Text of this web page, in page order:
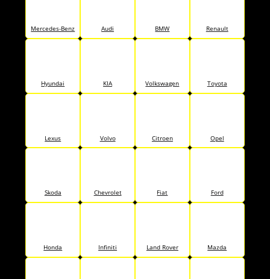
Mercedes-Benz Audi BMW Renault
Hyundai KIA Volkswagen Toyota
Lexus Volvo Citroen Opel
Skoda Chevrolet Fiat Ford
Honda Infiniti Land Rover Mazda